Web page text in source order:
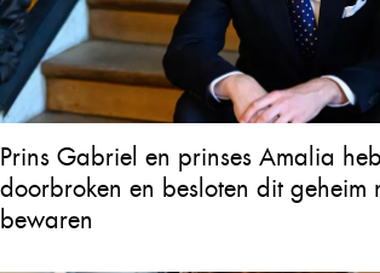
Prins Gabriel en prinses Amalia
doorbroken en besloten dit geheim
bewaren